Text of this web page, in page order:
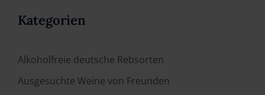
Kategorien
Alkoholfreie deutsche Rebsorten
Ausgesuchte Weine von Freunden